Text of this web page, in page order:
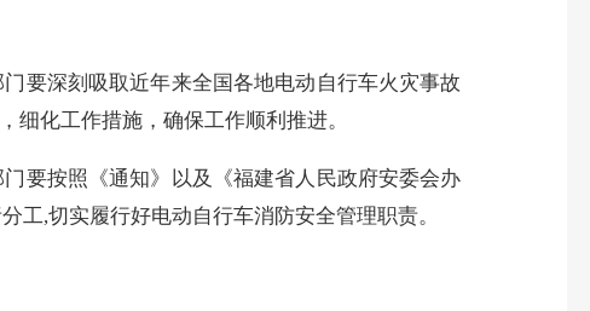
要深刻吸取近年来全国各地电动自行车火灾事故
化工作措施，确保工作顺利推进。
要按照《通知》以及《福建省人民政府安委会办
工,切实履行好电动自行车消防安全管理职责。